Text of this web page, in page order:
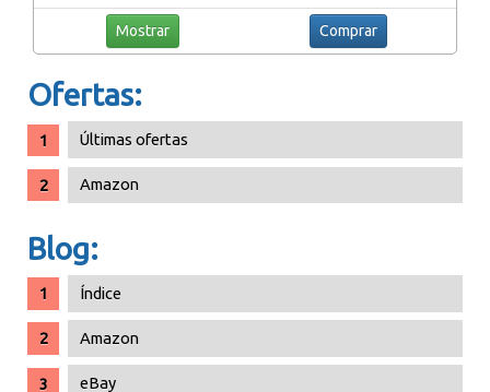
Mostrar Comprar
Ofertas:
Últimas ofertas
Amazon
Blog:
Índice
Amazon
eBay